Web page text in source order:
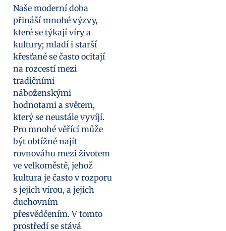
Naše moderní doba
přináší mnohé výzvy,
které se týkají víry a
kultury; mladí i starší
křesťané se často ocitají
na rozcestí mezi
tradičními
náboženskými
hodnotami a světem,
který se neustále vyvíjí.
Pro mnohé věřící může
být obtížné najít
rovnováhu mezi životem
ve velkoměstě, jehož
kultura je často v rozporu
s jejich vírou, a jejich
duchovním
přesvědčením. V tomto
prostředí se stává